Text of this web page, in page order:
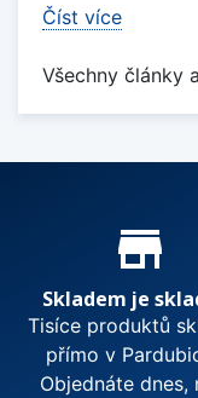
Číst více
Všechny články
Proč store_mall_directory
Skladem je
Tisíce produktů
přímo v
Objednáte dnes,